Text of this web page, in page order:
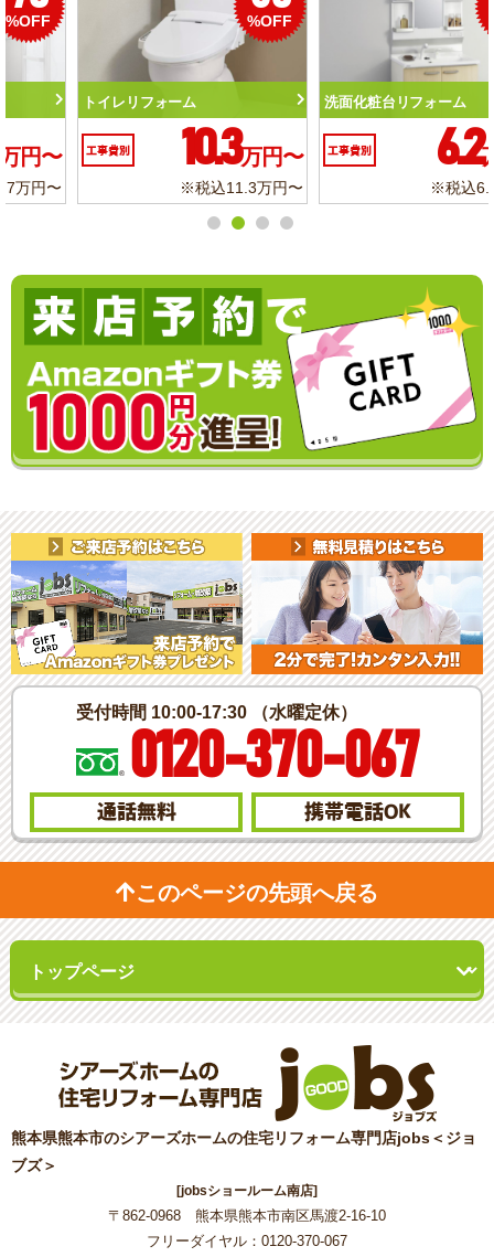
%OFF
トイレリフォーム
工事費別 10.3 万円〜
※税込11.3万円〜
%OFF
洗面化粧台リフォーム
工事費別 6.2 万円〜
※税込6.8万円〜
受付時間 10:00-17:30 （水曜定休）
0120-370-067
通話無料 携帯電話OK
このページの先頭へ戻る
熊本県熊本市のシアーズホームの住宅リフォーム専門店jobs＜ジョ
ブズ＞
[jobsショールーム南店]
〒862-0968 熊本県熊本市南区馬渡2-16-10
フリーダイヤル：0120-370-067